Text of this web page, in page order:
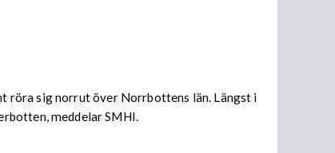
röra sig norrut över Norrbottens län. Längst i
meddelar SMHI.